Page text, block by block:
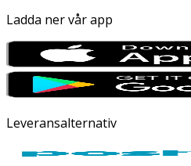
Ladda ner vår app
Leveransalternativ